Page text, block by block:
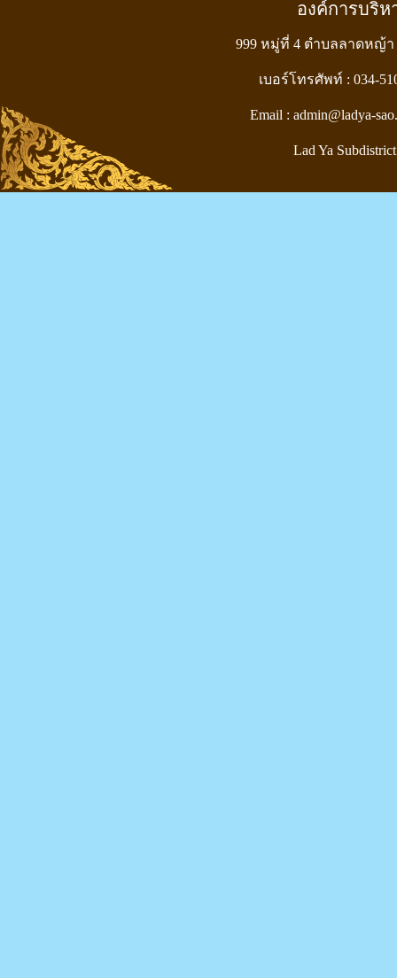
องค์การบริ
999 หมู่ที่ 4 ตำบลลาดหญ้า
เบอร์โทรศัพท์ : 034-
Email : admin@ladya-
Lad Ya